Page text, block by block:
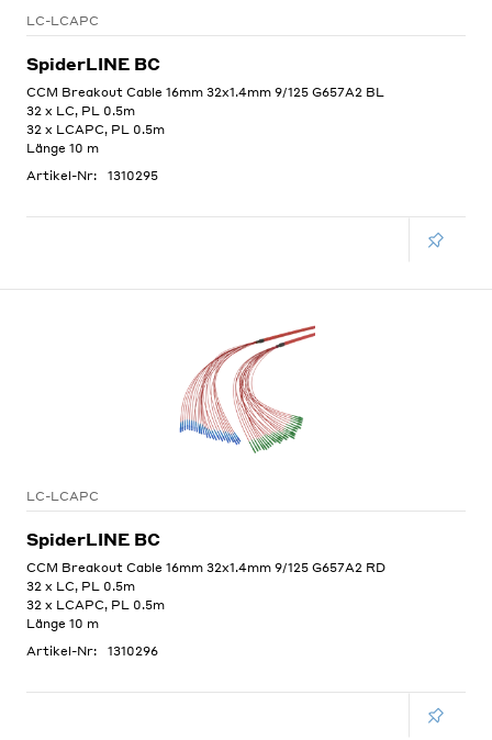
LC-LCAPC
SpiderLINE BC
CCM Breakout Cable 16mm 32x1.4mm 9/125 G657A2 BL
32 x LC, PL 0.5m
32 x LCAPC, PL 0.5m
Länge 10 m
Artikel-Nr:
1310295
LC-LCAPC
SpiderLINE BC
CCM Breakout Cable 16mm 32x1.4mm 9/125 G657A2 RD
32 x LC, PL 0.5m
32 x LCAPC, PL 0.5m
Länge 10 m
Artikel-Nr:
1310296